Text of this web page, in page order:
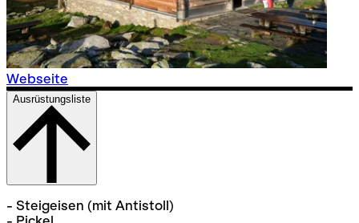
Webseite
Ausrüstungsliste
- Steigeisen (mit Antistoll)